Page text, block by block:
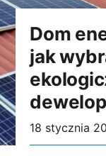
Dom
jak
18 stycznia